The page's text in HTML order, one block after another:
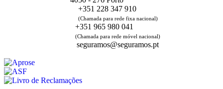
+351 228 347 910
(Chamada para rede fixa nacional)
+351 965 980 041
(Chamada para rede móvel nacional)
seguramos@seguramos.pt